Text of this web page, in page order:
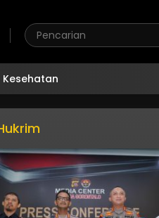
Kesehatan